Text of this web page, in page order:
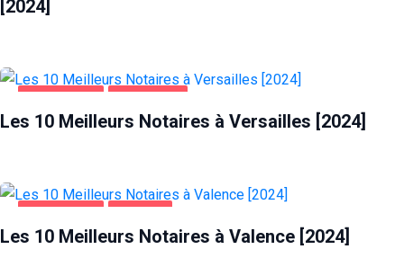
[2024]
ENTREPRISES VERSAILLES
Les 10 Meilleurs Notaires à Versailles [2024]
ENTREPRISES VALENCE
Les 10 Meilleurs Notaires à Valence [2024]